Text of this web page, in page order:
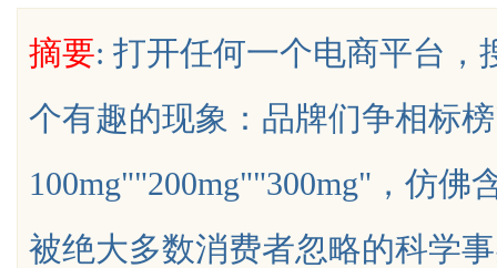
uz
摘要: 打开任何一个电商平台，
个有趣的现象：品牌们争相标
100mg""200mg""300mg"，仿
被绝大多数消费者忽略的科学